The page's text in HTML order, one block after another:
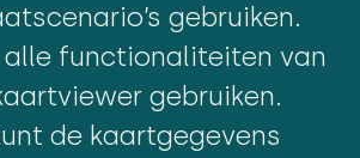
gebruiken.
alle functionaliteiten van
gebruiken.
de kaartgegevens